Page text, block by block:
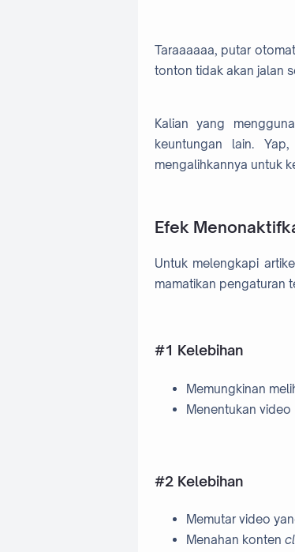
Taraaaaaa, putar
tonton tidak akan jalan
Kalian yang
keuntungan lain.
mengalihkannya untuk
Efek
Untuk melengkapi
mamatikan pengaturan
#1 Kelebihan
Memungkinan
Menentukan
#2 Kelebihan
Memutar video
Menahan konten